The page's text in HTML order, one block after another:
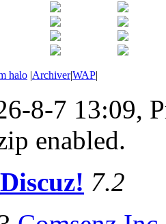
Archiver|WAP
8-7 13:09,
enabled.
Discuz! 7.2